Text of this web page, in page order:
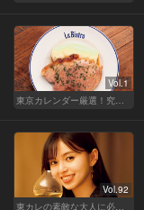
Vol.1
Vol.92